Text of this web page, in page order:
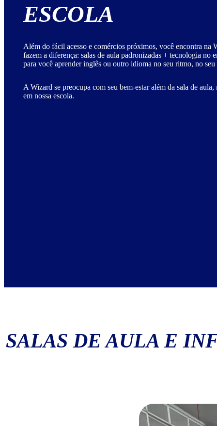
ESCOLA
Além do fácil acesso e comércios próximos, você encontra na
fazem a diferença: salas de aula padronizadas + tecnologia no
para você aprender inglês ou outro idioma no seu ritmo, no seu
A Wizard se preocupa com seu bem-estar além da sala de aula,
em nossa escola.
SALAS DE AULA E